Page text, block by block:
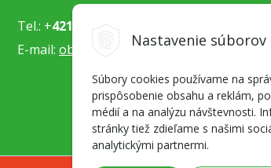
Nastavenie súborov
Súbory cookies používame na
prispôsobenie obsahu a reklám,
médií a na analýzu návštevnosti.
stránky tiež zdieľame s našimi
analytickými partnermi.
Tel.: +421 915 962 766
E-mail: objednavky@geosport.sk